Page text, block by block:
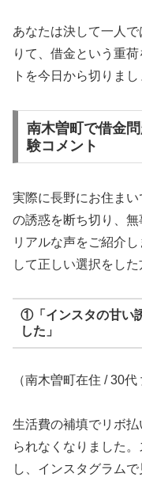
あなたは決して一人
りて、借金という重
トを今日から切りまし
南木曽町で借金
験コメント
実際に長野にお住まい
の誘惑を断ち切り、
リアルな声をご紹介
して正しい選択をした
①「インスタの甘い
した」
（南木曽町在住 / 30代
生活費の補填でリボ
られなくなりました
し、インスタグラム